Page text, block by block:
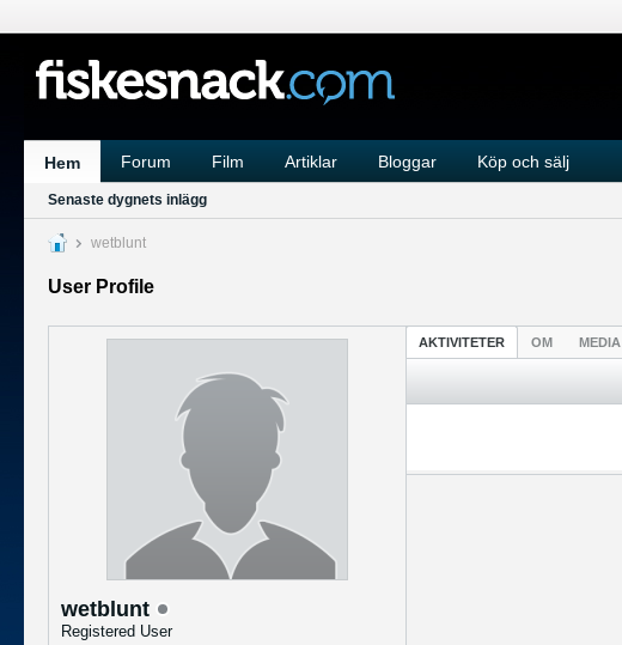
Hem Forum Film Artiklar Bloggar Köp och sälj
Senaste dygnets inlägg
wetblunt
User Profile
wetblunt
Registered User
AKTIVITETER OM MEDIA